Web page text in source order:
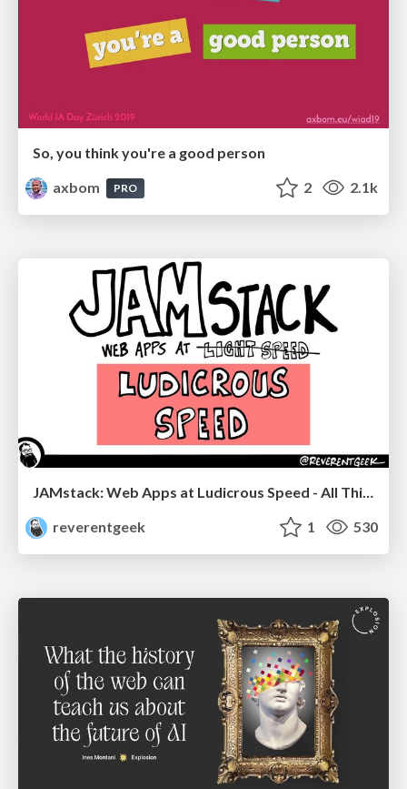
So, you think you're a good person
axbom
PRO 2 2.1k
reverentgeek
1 530